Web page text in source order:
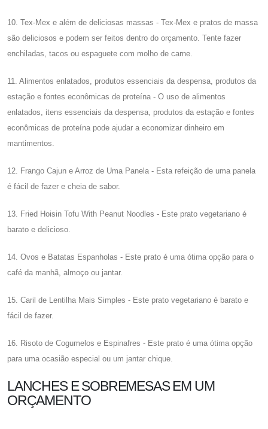
10. Tex-Mex e além de deliciosas massas - Tex-Mex e pratos de massa
são deliciosos e podem ser feitos dentro do orçamento. Tente fazer
enchiladas, tacos ou espaguete com molho de carne.
11. Alimentos enlatados, produtos essenciais da despensa, produtos da
estação e fontes econômicas de proteína - O uso de alimentos
enlatados, itens essenciais da despensa, produtos da estação e fontes
econômicas de proteína pode ajudar a economizar dinheiro em
mantimentos.
12. Frango Cajun e Arroz de Uma Panela - Esta refeição de uma panela
é fácil de fazer e cheia de sabor.
13. Fried Hoisin Tofu With Peanut Noodles - Este prato vegetariano é
barato e delicioso.
14. Ovos e Batatas Espanholas - Este prato é uma ótima opção para o
café da manhã, almoço ou jantar.
15. Caril de Lentilha Mais Simples - Este prato vegetariano é barato e
fácil de fazer.
16. Risoto de Cogumelos e Espinafres - Este prato é uma ótima opção
para uma ocasião especial ou um jantar chique.
LANCHES E SOBREMESAS EM UM
ORÇAMENTO